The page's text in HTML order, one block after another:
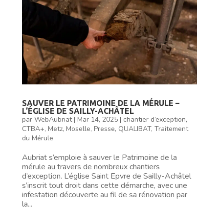
SAUVER LE PATRIMOINE DE LA MÉRULE –
L’ÉGLISE DE SAILLY-ACHÂTEL
par WebAubriat| Mar 14, 2025| chantier d’exception,
CTBA+, Metz, Moselle, Presse, QUALIBAT, Traitement
du Mérule
Aubriat s’emploie à sauver le Patrimoine de la
mérule au travers de nombreux chantiers
d’exception. L’église Saint Epvre de Sailly-Achâtel
s’inscrit tout droit dans cette démarche, avec une
infestation découverte au fil de sa rénovation par
la...